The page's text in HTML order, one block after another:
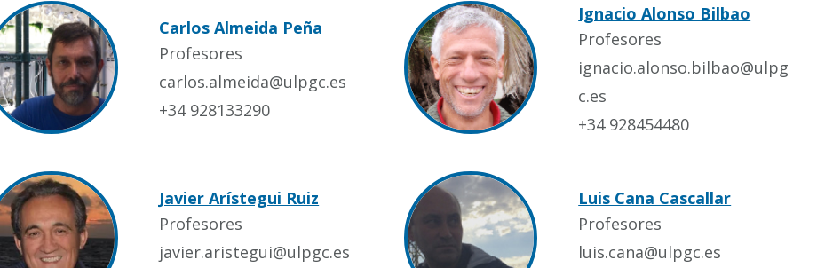
Carlos Almeida Peña
Profesores
carlos.almeida@ulpgc.es
+34 928133290
Ignacio Alonso Bilbao
Profesores
ignacio.alonso.bilbao@ulpg
c.es
+34 928454480
Javier Arístegui Ruiz
Profesores
javier.aristegui@ulpgc.es
Luis Cana Cascallar
Profesores
luis.cana@ulpgc.es